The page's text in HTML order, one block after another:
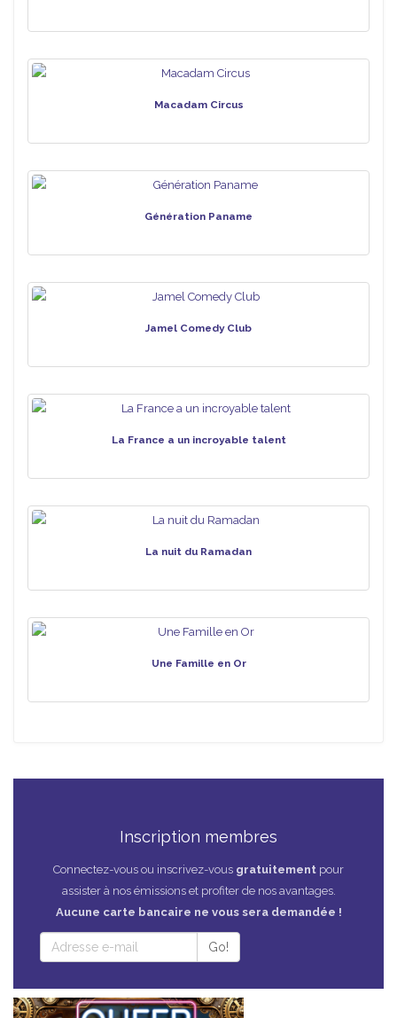
Macadam Circus
Génération Paname
Jamel Comedy Club
La France a un incroyable talent
La nuit du Ramadan
Une Famille en Or
Inscription membres
Connectez-vous ou inscrivez-vous gratuitement pour
assister à nos émissions et profiter de nos avantages.
Aucune carte bancaire ne vous sera demandée !
Go!